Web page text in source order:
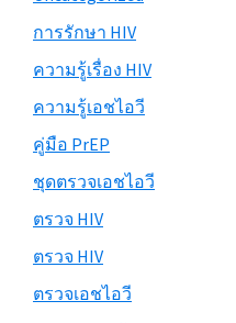
การรักษา HIV
ความรู้เรื่อง HIV
ความรู้เอชไอวี
คู่มือ PrEP
ชุดตรวจเอชไอวี
ตรวจ HIV
ตรวจ HIV
ตรวจเอชไอวี